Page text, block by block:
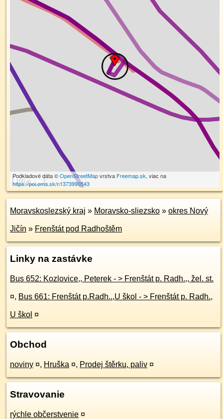
100 m
Podkladové dáta ©OpenStreetMapvrstva Freemap.sk, viac na
https://poi.oma.sk/n1373990543
Moravskoslezský kraj » Moravsko-sliezsko » okres Nový
Jičín » Frenštát pod Radhoštěm
Linky na zastávke
Bus 652: Kozlovice,, Peterek - > Frenštát p. Radh.,, žel. st.
¤, Bus 661: Frenštát p.Radh..,U škol - > Frenštát p. Radh.,
U škol ¤
Obchod
noviny ¤, Hruška ¤, Prodej štěrku, paliv ¤
Stravovanie
rýchle občerstvenie ¤